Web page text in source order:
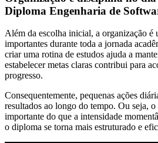
Diploma Engenharia de
Além da escolha inicial, a organização é
importantes durante toda a jornada
criar uma rotina de estudos ajuda a
estabelecer metas claras contribui para
progresso.
Consequentemente, pequenas ações
resultados ao longo do tempo. Ou seja,
importante do que a intensidade
o diploma se torna mais estruturado e